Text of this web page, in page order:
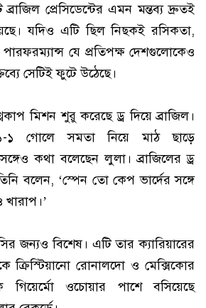
ব্রাজিল প্রেসিডেন্টের এমন মন্তব্য দ্রুতই
যদিও এটি ছিল নিছকই রসিকতা,
যে প্রতিপক্ষ দেশগুলোকেও
সেটিই ফুটে উঠেছে।
মিশন শুরু করেছে ড্র দিয়ে ব্রাজিল।
১ গোলে সমতা নিয়ে মাঠ ছাড়ে
কথা বলেছেন লুলা। ব্রাজিলের ড্র
বলেন, ‘স্পেন তো কেপ ভার্দের সঙ্গে
জন্যও বিশেষ। এটি তার ক্যারিয়ারের
ক্রিস্টিয়ানো রোনালদো ও মেক্সিকোর
গিয়ের্মো ওচোয়ার পাশে বসিয়েছে